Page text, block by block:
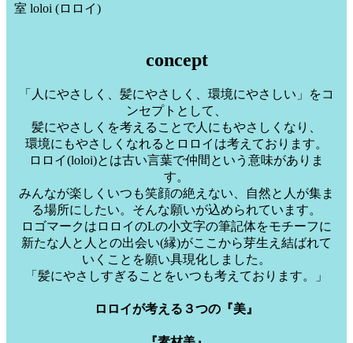
室 loloi (ロロイ)
concept
「人にやさしく、髪にやさしく、環境にやさしい」をコ
ンセプトとして、
髪にやさしくを考えることで人にもやさしくなり、
環境にもやさしくなれるとロロイは考えております。
ロロイ(loloi)とは古い言葉で仲間という意味がありま
す。
みんなが楽しくいつも笑顔の絶えない、自然と人が集ま
る場所にしたい。そんな願いが込められています。
ロゴマークはロロイのLの小文字の筆記体をモチーフに
新たな人と人との出会い(縁)がここから芽生え結ばれて
いくことを願い具現化しました。
「髪にやさしすぎることをいつも考えております。」
ロロイが考える３つの『美』